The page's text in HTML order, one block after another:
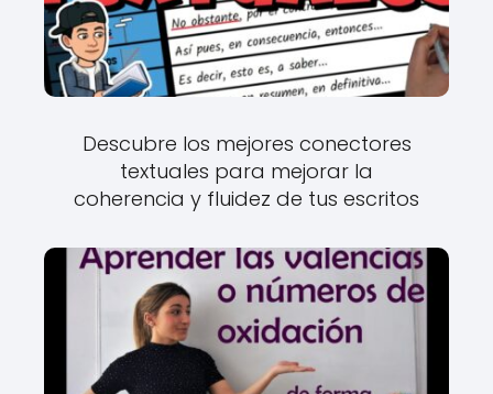
Descubre los mejores conectores
textuales para mejorar la
coherencia y fluidez de tus escritos